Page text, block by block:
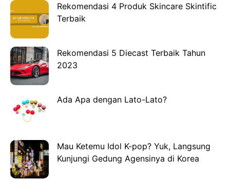
Rekomendasi 4 Produk Skincare Skintific
Terbaik
Rekomendasi 5 Diecast Terbaik Tahun
2023
Ada Apa dengan Lato-Lato?
Mau Ketemu Idol K-pop? Yuk, Langsung
Kunjungi Gedung Agensinya di Korea